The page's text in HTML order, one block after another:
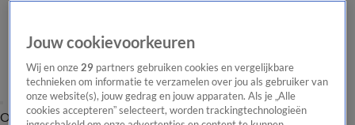
Overzicht Laatste nieuws Regionieuws Het beste van Hart
Tip de
Jouw cookievoorkeuren
Wij en onze29 partners gebruiken cookies en vergelijkbare
technieken om informatie te verzamelen over jou als gebruiker van
onze website(s), jouw gedrag en jouw apparaten. Als je „Alle
cookies accepteren” selecteert, worden trackingtechnologieën